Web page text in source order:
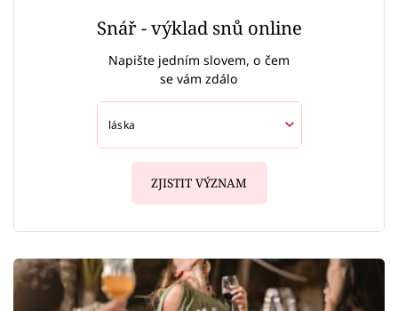
Snář - výklad snů online
Napište jedním slovem, o čem
se vám zdálo
ZJISTIT VÝZNAM